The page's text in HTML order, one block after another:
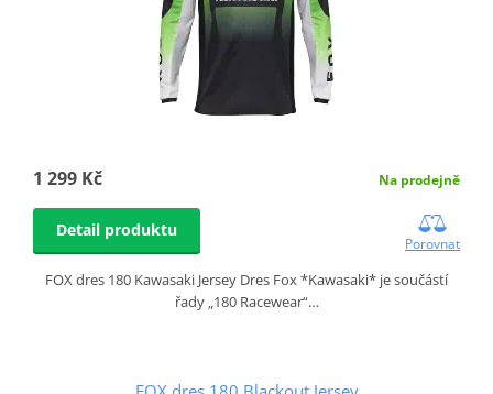
1 299 Kč Na prodejně
Detail produktu
Porovnat
FOX dres 180 Kawasaki Jersey Dres Fox *Kawasaki* je součástí
řady „180 Racewear“…